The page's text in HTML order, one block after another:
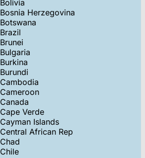
Bolivia
Bosnia Herzegovina
Botswana
Brazil
Brunei
Bulgaria
Burkina
Burundi
Cambodia
Cameroon
Canada
Cape Verde
Cayman Islands
Central African Rep
Chad
Chile